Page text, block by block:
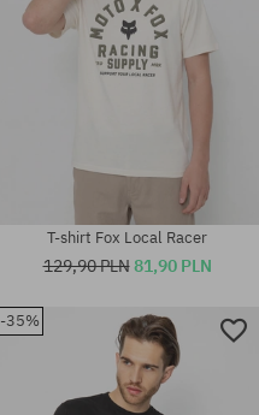
Dostępne rozmiary:
T-shirt Fox Local Racer
129,90 PLN81,90 PLN
-35%